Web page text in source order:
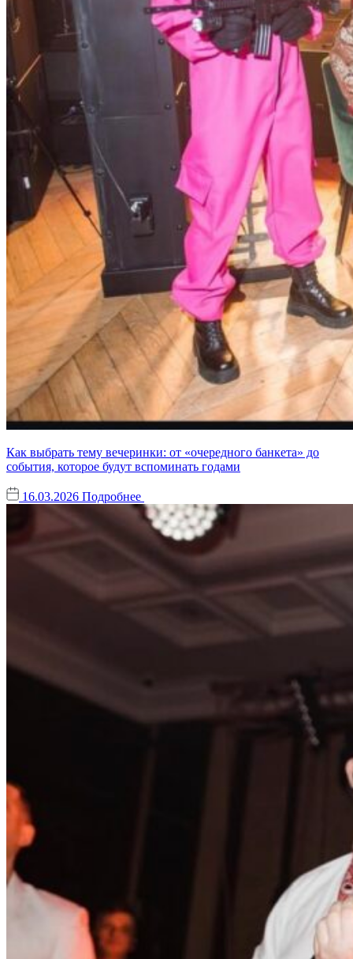
Как выбрать тему вечеринки: от «очередного банкета» до
события, которое будут вспоминать годами
16.03.2026 Подробнее